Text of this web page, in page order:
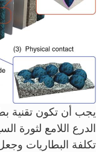
يجب أن تكون تقنية
الدرع اللامع لثورة
تكلفة البطاريات